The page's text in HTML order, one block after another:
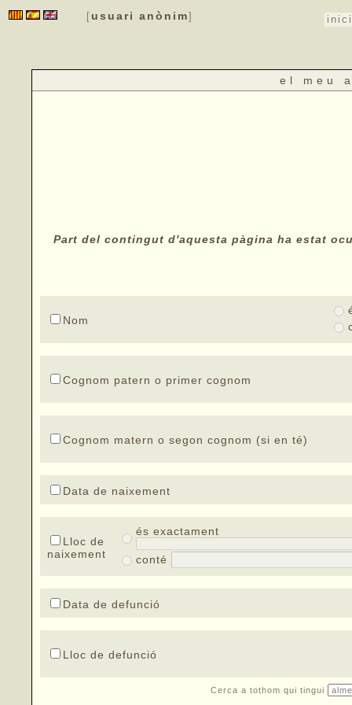
[ usuari anònim] inici
el meu
Part del contingut d'aquesta pàgina ha estat
Nom
Cognom patern o primer cognom
Cognom matern o segon cognom (si en té)
Data de naixement
Lloc de
naixement
és exactament
conté
Data de defunció
Lloc de defunció
Cerca a tothom qui tingui